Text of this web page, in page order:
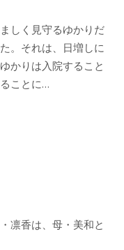
しく見守るゆかりだ
。それは、日増しに
かりは入院すること
ことに…
凛香は、母・美和と